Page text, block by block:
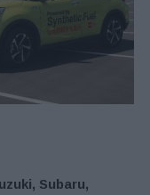
Subaru,